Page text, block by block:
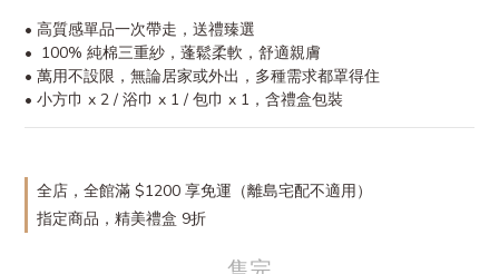
• 高質感單品一次帶走，送禮臻選
•  100% 純棉三重紗，蓬鬆柔軟，舒適親膚
• 萬用不設限，無論居家或外出，多種需求都罩得住
• 小方巾 x 2 / 浴巾 x 1 / 包巾 x 1，含禮盒包裝
全店，全館滿 $1200 享免運（離島宅配不適用）
指定商品，精美禮盒 9折